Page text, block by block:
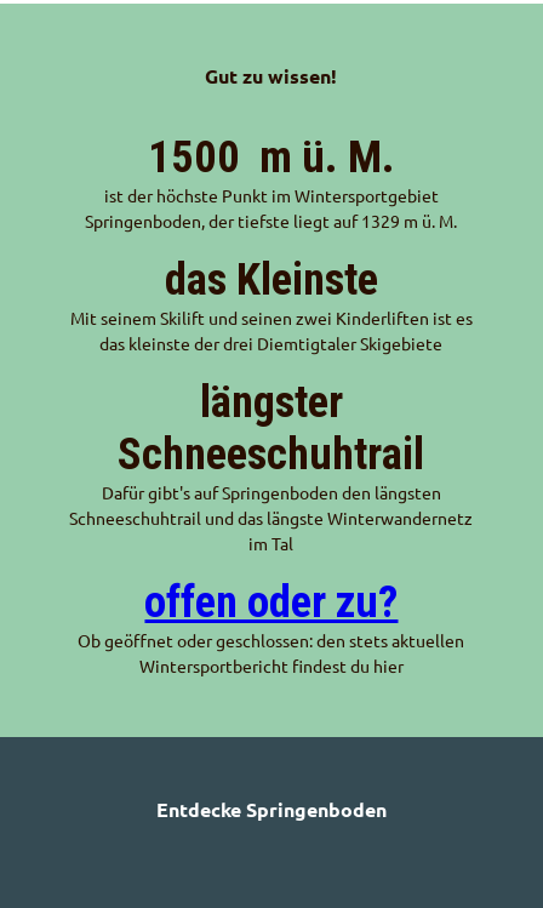
Gut zu wissen!
1500 m ü. M.
ist der höchste Punkt im Wintersportgebiet
Springenboden, der tiefste liegt auf 1329 m ü. M.
das Kleinste
Mit seinem Skilift und seinen zwei Kinderliften ist es
das kleinste der drei Diemtigtaler Skigebiete
längster
Schneeschuhtrail
Dafür gibt's auf Springenboden den längsten
Schneeschuhtrail und das längste Winterwandernetz
im Tal
offen oder zu?
Ob geöffnet oder geschlossen: den stets aktuellen
Wintersportbericht findest du hier
Entdecke Springenboden